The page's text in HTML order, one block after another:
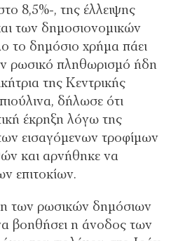
8,5%-, της έλλειψης
των δηµοσιονοµικών
το δηµόσιο χρήµα πάει
ρωσικό πληθωρισµό ήδη
της Κεντρικής
δήλωσε ότι
έκρηξη λόγω της
εισαγόµενων τροφίµων
και αρνήθηκε να
επιτοκίων.
των ρωσικών δηµόσιων
βοηθήσει η άνοδος των